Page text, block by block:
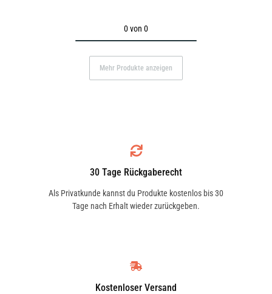
0 von 0
Mehr Produkte anzeigen
30 Tage Rückgaberecht
Als Privatkunde kannst du Produkte kostenlos bis 30
Tage nach Erhalt wieder zurückgeben.
Kostenloser Versand